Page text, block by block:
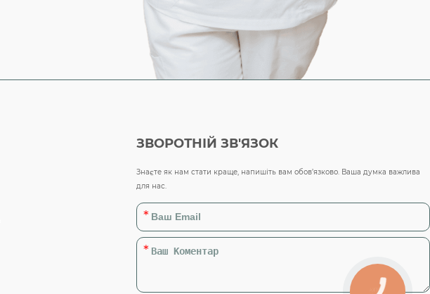
ЗВОРОТНІЙ ЗВ'ЯЗОК
Знаєте як нам стати краще, напишіть вам обов’язково. Ваша думка важлива
для нас.